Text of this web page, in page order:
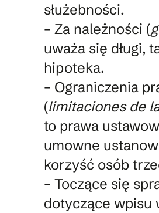
służebności.
– Za należności (
uważa się długi,
hipoteka.
– Ograniczenia
(limitaciones de
to prawa
umowne
korzyść osób
– Toczące się
dotyczące wpisu